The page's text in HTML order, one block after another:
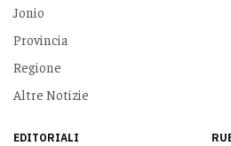
Jonio
Provincia
Regione
Altre Notizie
EDITORIALI